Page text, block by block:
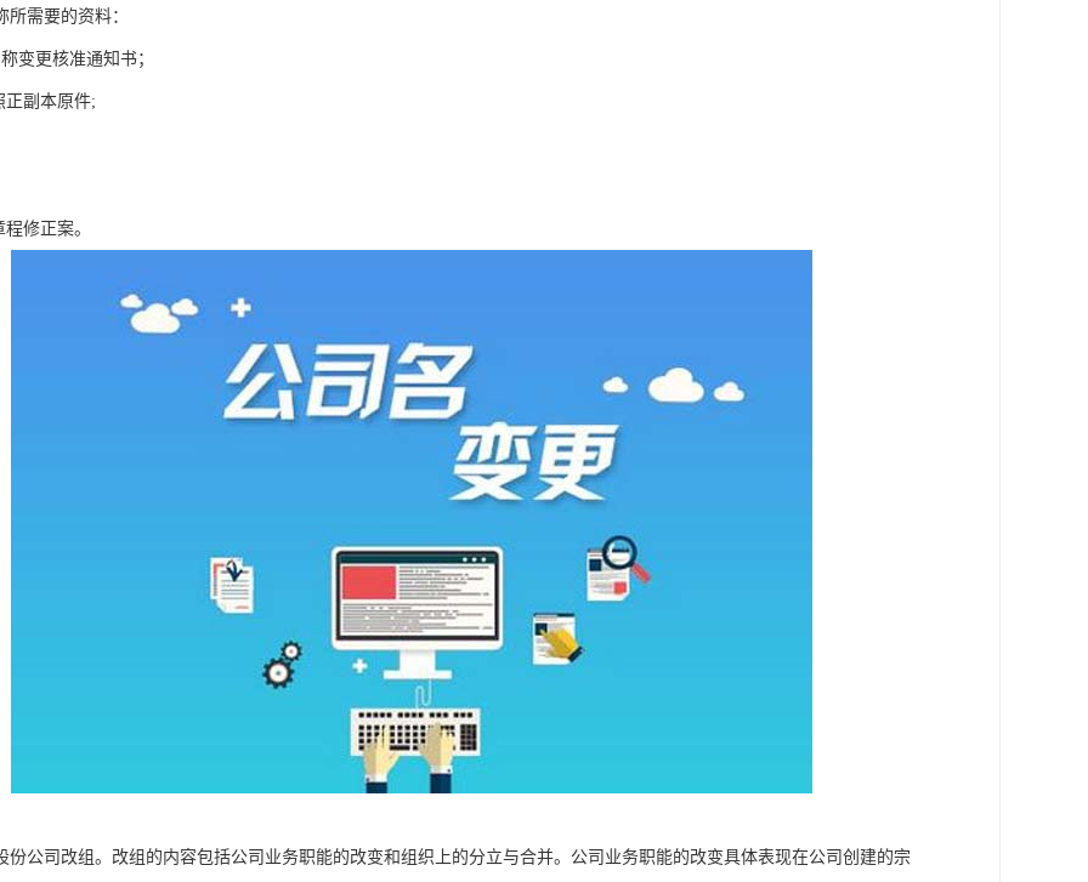
所需要的资料：
变更核准通知书；
正副本原件;
修正案。
份公司改组。改组的内容包括公司业务职能的改变和组织上的分立与合并。公司业务职能的改变具体表现在公司创建的宗